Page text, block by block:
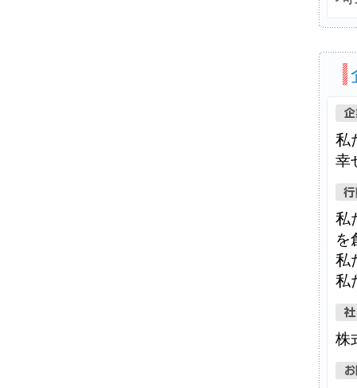
私
幸
私
を
私
私
株